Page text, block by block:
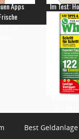
Apps
für
Im Test:
Best Geldanlage